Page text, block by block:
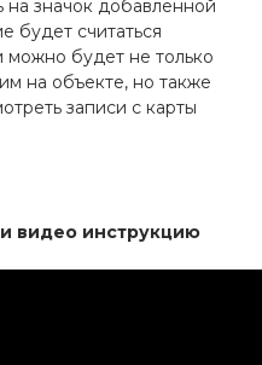
на значок добавленной
будет считаться
будет не только
на объекте, но также
записи с карты
видео инструкцию